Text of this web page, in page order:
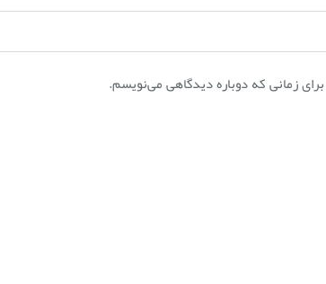
زمانی که دوباره دیدگاهی می‌نویسم.